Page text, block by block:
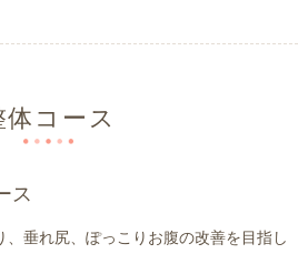
体コース
ス
垂れ尻、ぽっこりお腹の改善を目指し